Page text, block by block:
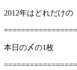
2012年はどれだけの
本日の〆の1枚